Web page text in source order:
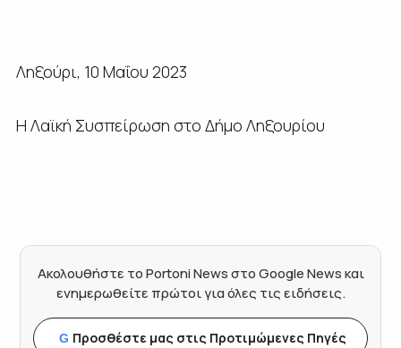
Ληξούρι, 10 Μαΐου 2023
Η Λαϊκή Συσπείρωση στο Δήμο Ληξουρίου
Ακολουθήστε το Portoni News στο Google News και
ενημερωθείτε πρώτοι για όλες τις ειδήσεις.
G Προσθέστε μας στις Προτιμώμενες Πηγές